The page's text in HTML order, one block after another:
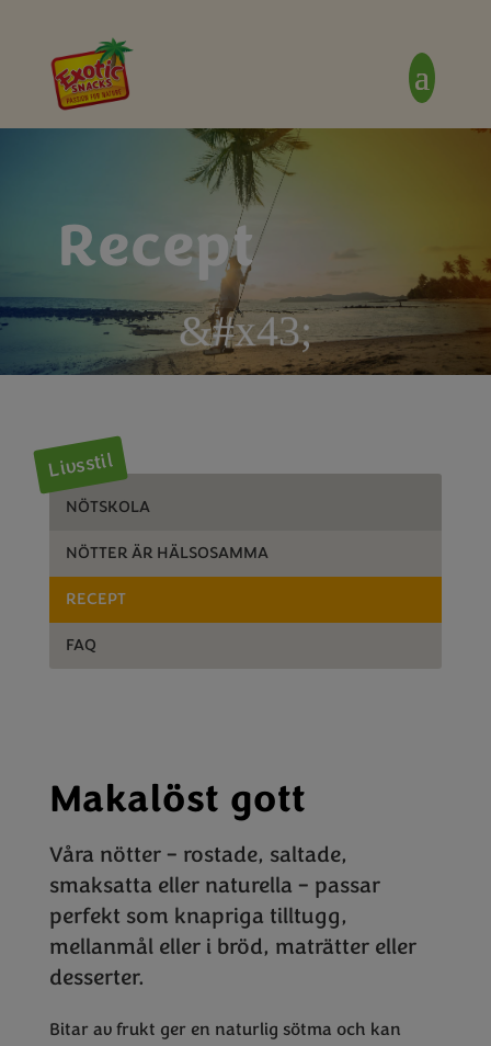
Recept
&#x43;
Livsstil
NÖTSKOLA
NÖTTER ÄR HÄLSOSAMMA
RECEPT
FAQ
Makalöst gott
Våra nötter – rostade, saltade,
smaksatta eller naturella – passar
perfekt som knapriga tilltugg,
mellanmål eller i bröd, maträtter eller
desserter.
Bitar av frukt ger en naturlig sötma och kan